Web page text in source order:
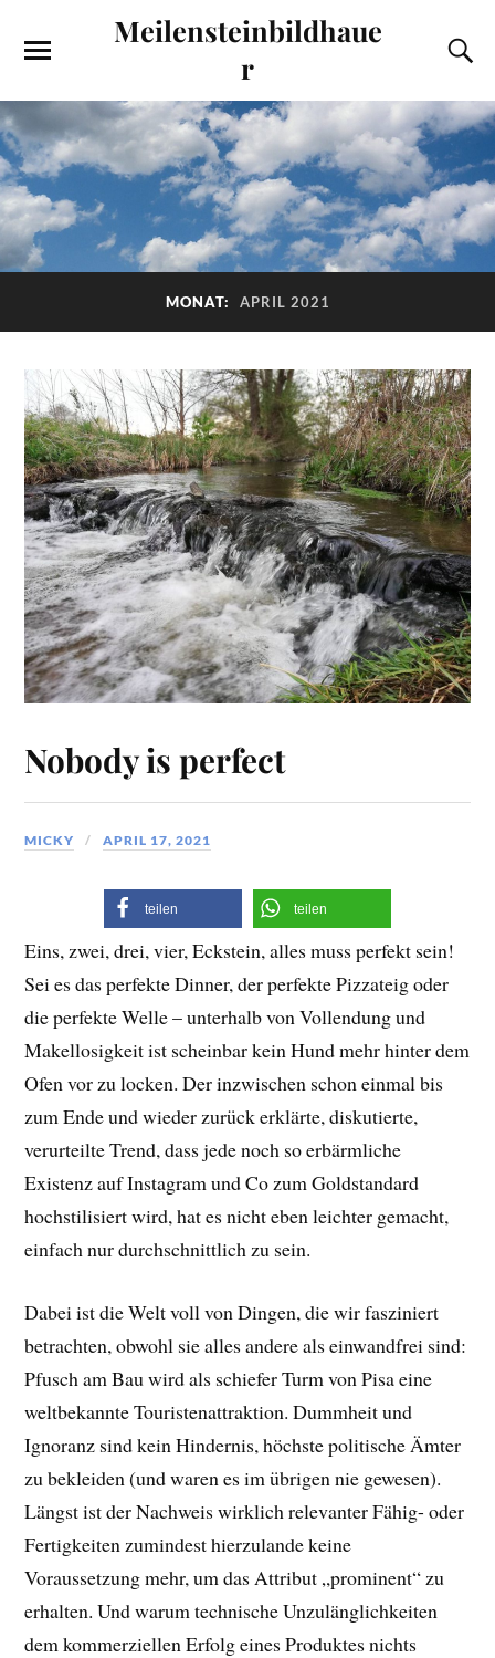
Meilensteinbildhaue
r
MONAT: APRIL 2021
Nobody is perfect
MICKY APRIL 17, 2021
teilen teilen
Eins, zwei, drei, vier, Eckstein, alles muss perfekt sein!
Sei es das perfekte Dinner, der perfekte Pizzateig oder
die perfekte Welle – unterhalb von Vollendung und
Makellosigkeit ist scheinbar kein Hund mehr hinter dem
Ofen vor zu locken. Der inzwischen schon einmal bis
zum Ende und wieder zurück erklärte, diskutierte,
verurteilte Trend, dass jede noch so erbärmliche
Existenz auf Instagram und Co zum Goldstandard
hochstilisiert wird, hat es nicht eben leichter gemacht,
einfach nur durchschnittlich zu sein.
Dabei ist die Welt voll von Dingen, die wir fasziniert
betrachten, obwohl sie alles andere als einwandfrei sind:
Pfusch am Bau wird als schiefer Turm von Pisa eine
weltbekannte Touristenattraktion. Dummheit und
Ignoranz sind kein Hindernis, höchste politische Ämter
zu bekleiden (und waren es im übrigen nie gewesen).
Längst ist der Nachweis wirklich relevanter Fähig- oder
Fertigkeiten zumindest hierzulande keine
Voraussetzung mehr, um das Attribut „prominent“ zu
erhalten. Und warum technische Unzulänglichkeiten
dem kommerziellen Erfolg eines Produktes nichts